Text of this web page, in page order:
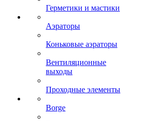
Герметики и мастики
Аэраторы
Коньковые аэраторы
Вентиляционные
выходы
Проходные элементы
Borge